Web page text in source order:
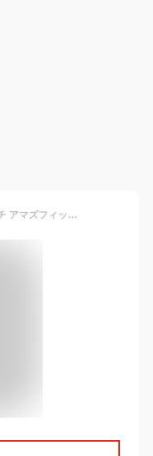
＼10%OFF／ 送料無料 スマートウォッチ アマズフィット Balance 46mm 充電式 丸型 軽量 デジタル 腕時計 メンズ レディース 血中酸素 睡眠 健康管理 筋肉量 体脂肪 ヘルスケア Bluetooth 通話 通知 Amazfit ブランド 誕生日プレゼント クリスマス SP170065C202 ミッドナイト